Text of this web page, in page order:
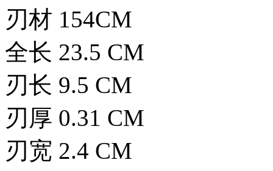
刃材 154CM
全长 23.5 CM
刃长 9.5 CM
刃厚 0.31 CM
刃宽 2.4 CM